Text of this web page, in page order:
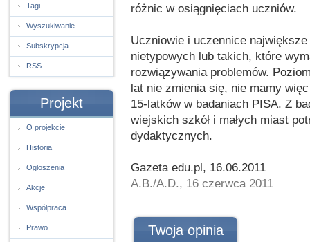
Tagi
Wyszukiwanie
Subskrypcja
RSS
Projekt
O projekcie
Historia
Ogłoszenia
Akcje
Współpraca
Prawo
różnic w osiągnięciach uczniów.
Uczniowie i uczennice
nietypowych lub takich, które
rozwiązywania problemów.
lat nie zmienia się, nie mamy
15-latków w badaniach PISA. Z
wiejskich szkół i małych miast
dydaktycznych.
Gazeta edu.pl, 16.06.2011
A.B./A.D., 16 czerwca 2011
Twoja opinia